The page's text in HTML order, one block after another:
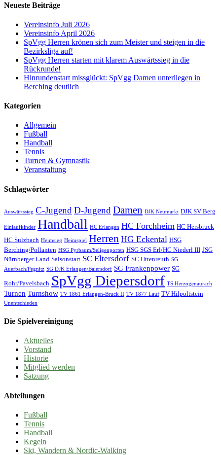
Neueste Beiträge
Vereinsinfo Juli 2026
Vereinsinfo April 2026
SpVgg Herren krönen sich zum Meister und steigen in die
Bezirksliga auf!
SpVgg Herren starten mit klarem Auswärtssieg in die
Rückrunde!
Hinrundenstart missglückt: SpVgg Damen unterliegen in
Berching deutlich
Kategorien
Allgemein
Fußball
Handball
Tennis
Turnen & Gymnastik
Veranstaltung
Schlagwörter
Auswärtssieg C-Jugend D-Jugend Damen DJK Neumarkt DJK SV Berg
Einlaufkinder Handball HC Erlangen HC Forchheim HC Hersbruck
HC Sulzbach Heimsieg Heimspiel Herren HG Eckental HSG
Berching/Pollanten HSG Pyrbaum/Seligenporten HSG SGS Erl/HC Niederl III JSG
Nürnberger Land Saisonstart SC Eltersdorf SC Uttenreuth SG
Auerbach/Pegnitz SG DJK Erlangen/Baiersdorf SG Frankenpower SG
Rohr/Pavelsbach SpVgg Diepersdorf TS Herzogenaurach
Turnen Turnshow TV 1861 Erlangen-Bruck II TV 1877 Lauf TV Hilpoltstein
Unentschieden
Die Spielvereinigung
Aktuelles
Vorstand
Historie
Mitglied werden
Satzung
Abteilungen
Fußball
Tennis
Handball
Kegeln
Ski, Wandern & Nordic-Walking